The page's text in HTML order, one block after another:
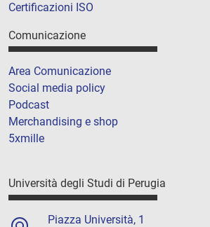
Certificazioni ISO
Comunicazione
Area Comunicazione
Social media policy
Podcast
Merchandising e shop
5xmille
Università degli Studi di Perugia
Piazza Università, 1